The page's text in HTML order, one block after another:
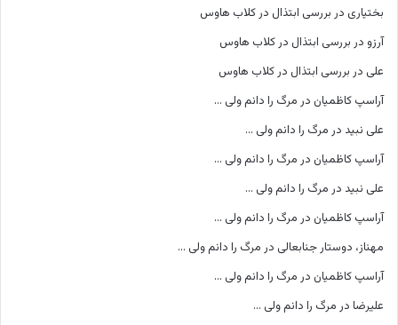
بختیاری در بررسی ابتذال در کلاب هاوس
آرزو در بررسی ابتذال در کلاب هاوس
علی در بررسی ابتذال در کلاب هاوس
آراسپ کاظمیان در مرگ را دانم ولی …
علی نبید در مرگ را دانم ولی …
آراسپ کاظمیان در مرگ را دانم ولی …
علی نبید در مرگ را دانم ولی …
آراسپ کاظمیان در مرگ را دانم ولی …
مهناز، دوستار جنابعالی در مرگ را دانم ولی …
آراسپ کاظمیان در مرگ را دانم ولی …
علیرضا در مرگ را دانم ولی …